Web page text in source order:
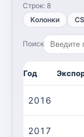
Строк: 8
Колонки
Поиск
Год
2016
2017